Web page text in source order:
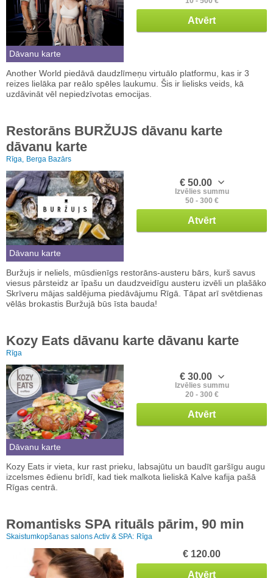
Dāvanu karte
Atvērt
Another World piedāvā daudzlīmeņu virtuālo platformu, kas ir 3
reizes lielāka par reālo spēles laukumu. Šis ir lielisks veids, kā
uzdāvināt vēl nepiedzīvotas emocijas.
Restorāns BURŽUJS dāvanu karte
dāvanu karte
Rīga, Berga Bazārs
Dāvanu karte
€ 50.00
Izvēlies summu
50 - 300 €
Atvērt
Buržujs ir neliels, mūsdienīgs restorāns-austeru bārs, kurš savus
viesus pārsteidz ar īpašu un daudzveidīgu austeru izvēli un plašāko
Skrīveru mājas saldējuma piedāvājumu Rīgā. Tāpat arī svētdienas
vēlās brokastis Buržujā būs īsta bauda!
Kozy Eats dāvanu karte dāvanu karte
Rīga
Dāvanu karte
€ 30.00
Izvēlies summu
20 - 300 €
Atvērt
Kozy Eats ir vieta, kur rast prieku, labsajūtu un baudīt garšīgu augu
izcelsmes ēdienu brīdī, kad tiek malkota lieliskā Kalve kafija pašā
Rīgas centrā.
Romantisks SPA rituāls pārim, 90 min
Skaistumkopšanas salons Activ & SPA: Rīga
€ 120.00
Atvērt